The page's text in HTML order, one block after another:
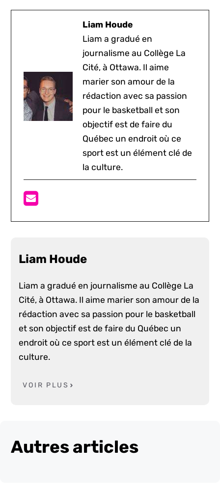
Liam Houde
Liam a gradué en
journalisme au Collège La
Cité, à Ottawa. Il aime
marier son amour de la
rédaction avec sa passion
pour le basketball et son
objectif est de faire du
Québec un endroit où ce
sport est un élément clé de
la culture.
Liam Houde
Liam a gradué en journalisme au Collège La
Cité, à Ottawa. Il aime marier son amour de la
rédaction avec sa passion pour le basketball
et son objectif est de faire du Québec un
endroit où ce sport est un élément clé de la
culture.
VOIR PLUS
Autres articles